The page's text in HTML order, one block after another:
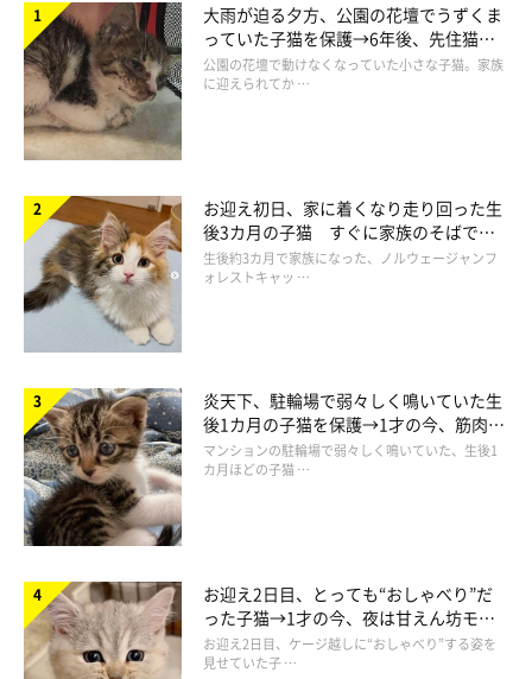
大雨が迫る夕方、公園の花壇でうずくま
っていた子猫を保護→6年後、先住猫
と“姉妹”のような関係に
公園の花壇で動けなくなっていた小さな子猫。家族
に迎えられてか …
お迎え初日、家に着くなり走り回った生
後3カ月の子猫 すぐに家族のそばで落
ち着く姿に「迎えてよかった」
生後約3カ月で家族になった、ノルウェージャンフ
ォレストキャッ …
炎天下、駐輪場で弱々しく鳴いていた生
後1カ月の子猫を保護→1才の今、筋肉質
でツンデレなコに成長
マンションの駐輪場で弱々しく鳴いていた、生後1
カ月ほどの子猫 …
お迎え2日目、とっても“おしゃべり”だ
った子猫→1才の今、夜は甘えん坊モー
ドになるコに成長！
お迎え2日目、ケージ越しに“おしゃべり”する姿を
見せていた子 …